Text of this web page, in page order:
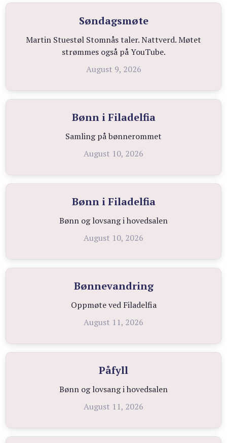
Søndagsmøte
Martin Stuestøl Stomnås taler. Nattverd. Møtet
strømmes også på YouTube.
August 9, 2026
Bønn i Filadelfia
Samling på bønnerommet
August 10, 2026
Bønn i Filadelfia
Bønn og lovsang i hovedsalen
August 10, 2026
Bønnevandring
Oppmøte ved Filadelfia
August 11, 2026
Påfyll
Bønn og lovsang i hovedsalen
August 11, 2026